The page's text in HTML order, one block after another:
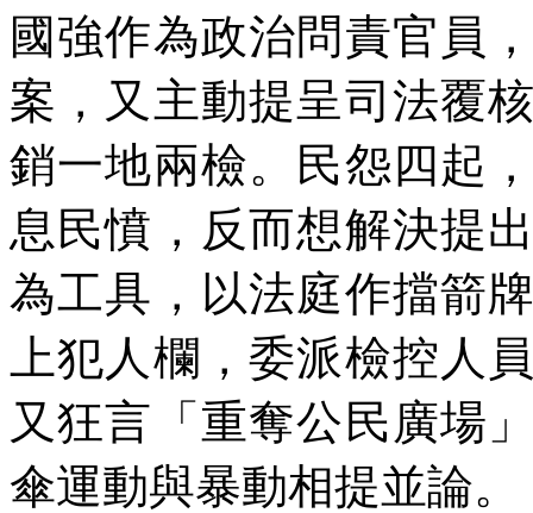
國強作為政治問責官員
案，又主動提呈司法覆
銷一地兩檢。民怨四起
息民憤，反而想解決提
為工具，以法庭作擋箭
上犯人欄，委派檢控人
又狂言「重奪公民廣場
傘運動與暴動相提並論。